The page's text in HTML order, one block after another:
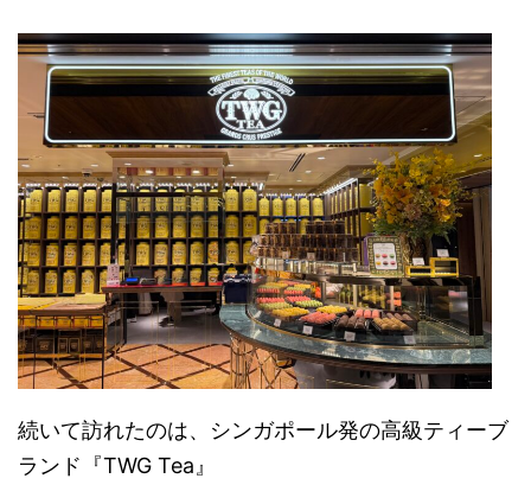
続いて訪れたのは、シンガポール発の高級ティーブ
ランド『TWG Tea』